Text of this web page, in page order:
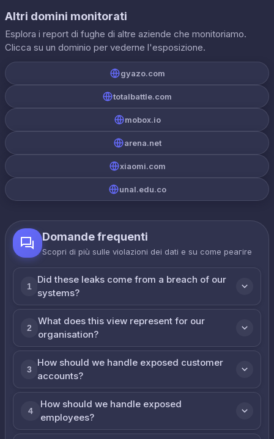
Altri domini monitorati
Esplora i report di fughe di altre aziende che monitoriamo.
Clicca su un dominio per vederne l'esposizione.
gyazo.com
totalbattle.com
mobox.io
arena.net
xiaomi.com
unal.edu.co
Domande frequenti
Scopri di più sulle violazioni dei dati e su come реагire
1
Did these leaks come from a breach of our
systems?
2
What does this view represent for our
organisation?
3
How should we handle exposed customer
accounts?
4
How should we handle exposed
employees?